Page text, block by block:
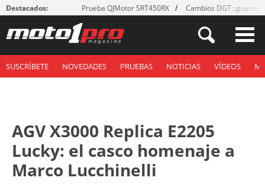
Destacados: Prueba QJMotor SRT450RX Cambios DGT: ¡guantes!
SUSCRÍBETE NOVEDADES PRUEBAS NOTICIAS VÍDEOS
AGV X3000 Replica E2205
Lucky: el casco homenaje a
Marco Lucchinelli